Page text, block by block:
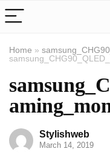
Home »
Stylishweb
March 14, 2019